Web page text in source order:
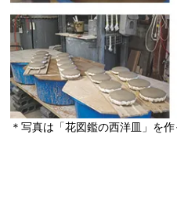
＊写真は「花図鑑の西洋皿」を作